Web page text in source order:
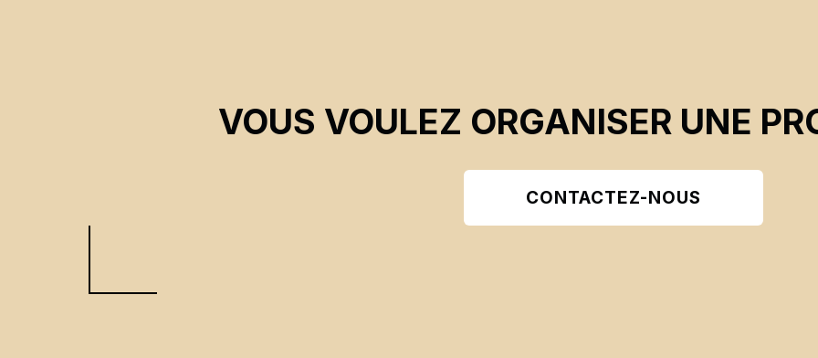
VOUS VOULEZ ORGANISER UNE
CONTACTEZ-NOUS